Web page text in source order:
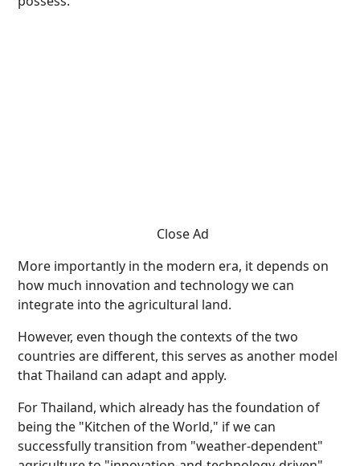
Close Ad
More importantly in the modern era, it depends on
how much innovation and technology we can
integrate into the agricultural land.
However, even though the contexts of the two
countries are different, this serves as another model
that Thailand can adapt and apply.
For Thailand, which already has the foundation of
being the "Kitchen of the World," if we can
successfully transition from "weather-dependent"